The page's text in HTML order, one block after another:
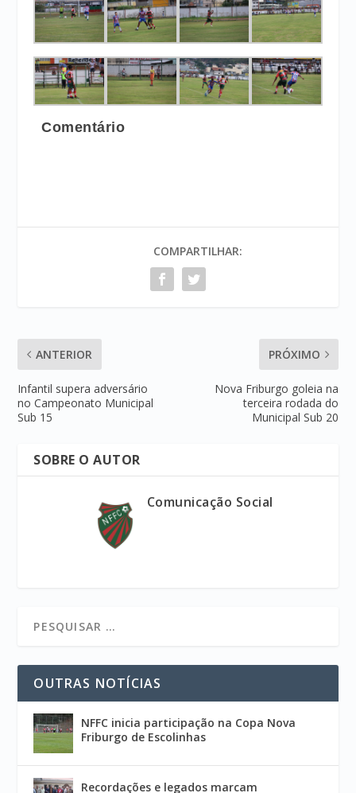
Comentário
COMPARTILHAR:
ANTERIOR
Infantil supera adversário
no Campeonato Municipal
Sub 15
PRÓXIMO
Nova Friburgo goleia na
terceira rodada do
Municipal Sub 20
SOBRE O AUTOR
Comunicação Social
OUTRAS NOTÍCIAS
NFFC inicia participação na Copa Nova
Friburgo de Escolinhas
Recordações e legados marcam